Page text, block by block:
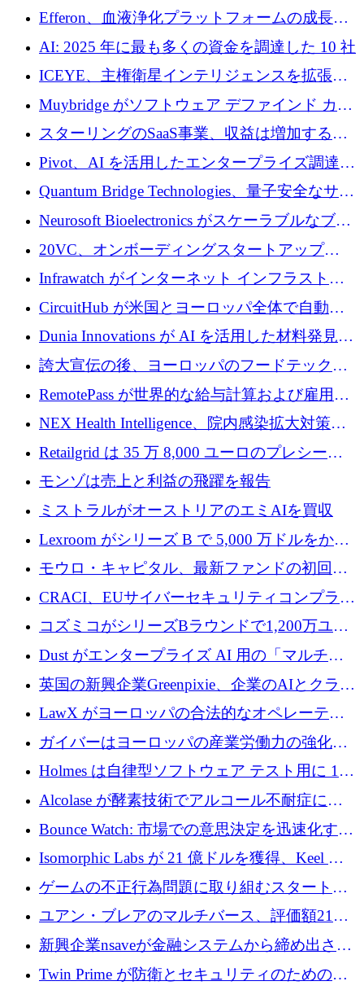
認を獲得
Efferon、血液浄化プラットフォームの成長に
250万ユーロを確保
AI: 2025 年に最も多くの資金を調達した 10 社
ICEYE、主権衛星インテリジェンスを拡張す
るために 3 億ユーロの信用枠を確保
Muybridge がソフトウェア デファインド カメ
ラ テクノロジーを拡張するためにシリーズ A
で 1,600 万ドルを調達
スターリングのSaaS事業、収益は増加するも
グループ利益は減少
Pivot、AI を活用したエンタープライズ調達プ
ラットフォームを拡大するために 4,000 万ド
Quantum Bridge Technologies、量子安全なサイ
バーセキュリティ インフラストラクチャの拡
張にシリーズ A で 800 万ドルを投入
Neurosoft Bioelectronics がスケーラブルなブレ
イン コンピューター インターフェイスのため
に 750 万ドルを調達
20VC、オンボーディングスタートアップ
Prelude へのシリーズ A 投資で 2,000 万ドルを
Infrawatch がインターネット インフラストラ
クチャ インテリジェンス向けに 300 万ドルの
プレシードを確保
CircuitHub が米国とヨーロッパ全体で自動電
子機器製造を拡大するために 2,800 万ドルを
Dunia Innovations が AI を活用した材料発見を
産業化するために 2 億 8,000 万ユーロのベル
リン GigaLab を発表
誇大宣伝の後、ヨーロッパのフードテックセ
クターはファンダメンタルズを中心に再構築
RemotePass が世界的な給与計算および雇用プ
ラットフォームを拡大するために 1,740 万ド
NEX Health Intelligence、院内感染拡大対策に
100万ユーロを確保
Retailgrid は 35 万 8,000 ユーロのプレシード
ラウンドで小売業のスプレッドシートをター
ゲットにしています
モンゾは売上と利益の飛躍を報告
ミストラルがオーストリアのエミAIを買収
Lexroom がシリーズ B で 5,000 万ドルをかけ
てヨーロッパ大陸法用の法律 AI を構築
モウロ・キャピタル、最新ファンドの初回ク
ローズで4億ドルを確保
CRACI、EUサイバーセキュリティコンプライ
アンスプラットフォームのために140万ユーロ
コズミコがシリーズBラウンドで1,200万ユー
ロを調達
Dust がエンタープライズ AI 用の「マルチプ
レイヤー」オペレーティング システムを構築
するシリーズ B で 4,000 万ドルを調達
英国の新興企業Greenpixie、企業のAIとクラウ
ドのエネルギー無駄を削減するために470万ポ
ンドを調達
LawX がヨーロッパの合法的なオペレーティ
ング システムを構築するために 750 万ユーロ
を調達
ガイバーはヨーロッパの産業労働力の強化に
貢献するために 140 万ユーロを獲得
Holmes は自律型ソフトウェア テスト用に 110
万ユーロのプレシードを提供して開始
Alcolase が酵素技術でアルコール不耐症に取
り組むために 150 万ユーロを調達
Bounce Watch: 市場での意思決定を迅速化する
ためのインテリジェンス層を構築する
Isomorphic Labs が 21 億ドルを獲得、Keel の
ネオバンク後の軸、ポーランドのソフトウェ
ア進化
ゲームの不正行為問題に取り組むスタートア
ップを紹介する
ユアン・ブレアのマルチバース、評価額21億
ドルで7,000万ドルを調達
新興企業nsaveが金融システムから締め出され
たシリア人に国際銀行アクセスをもたらす
Twin Prime が防衛とセキュリティのためのフ